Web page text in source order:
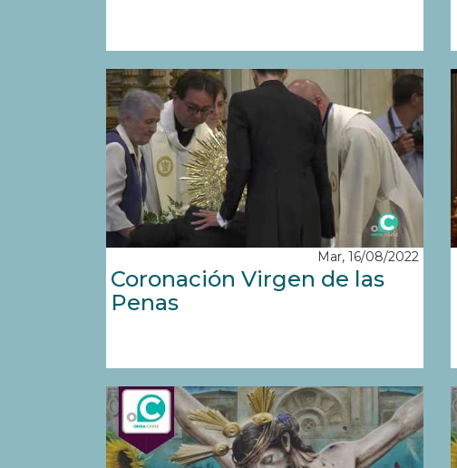
Mar, 16/08/2022
Coronación Virgen de las
Penas